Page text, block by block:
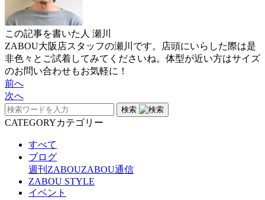
この記事を書いた人 瀬川
ZABOU大阪店スタッフの瀬川です。店頭にいらした際は是
非色々とご試着してみてくださいね。体型が近い方はサイズ
のお問い合わせもお気軽に！
前へ
次へ
検索
CATEGORYカテゴリー
すべて
ブログ
週刊ZABOUZABOU通信
ZABOU STYLE
イベント